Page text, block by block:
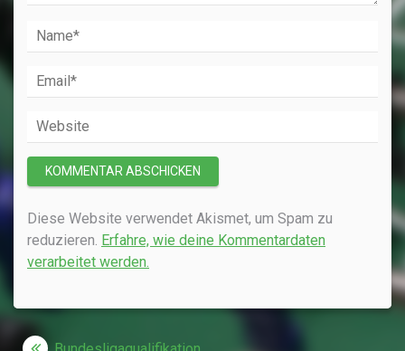
Diese Website verwendet Akismet, um Spam zu
reduzieren. Erfahre, wie deine Kommentardaten
verarbeitet werden.